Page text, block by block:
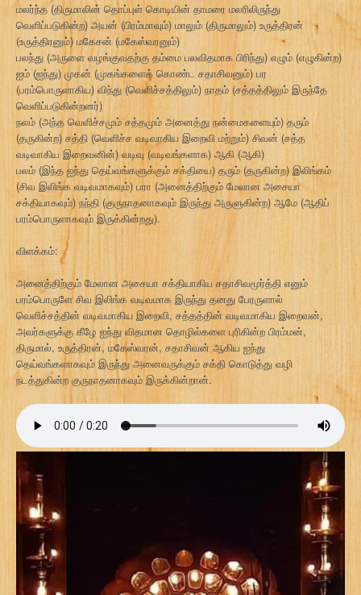
மலர்ந்த (திருமாலின் தொப்புள் கொடியின் தாமரை மலரிலிருந்து
வெளிப்படுகின்ற) அயன் (பிரம்மாவும்) மாலும் (திருமாலும்) உருத்திரன்
(உருத்திரனும்) மகேசன் (மகேஸ்வரனும்)
பலந்து (அருளை வழங்குவதற்கு தம்மை பலவிதமாக பிரிந்து) எழும் (எழுகின்ற)
ஐம் (ஐந்து) முகன் (முகங்களைக் கொண்ட சதாசிவனும்) பர
(பரம்பொருளாகிய) விந்து (வெளிச்சத்திலும்) நாதம் (சத்தத்திலும் இருந்தே
வெளிப்படுகின்றனர்)
நலம் (அந்த வெளிச்சமும் சத்தமும் அனைத்து நன்மைகளையும்) தரும்
(தருகின்ற) சத்தி (வெளிச்ச வடிவாகிய இறைவி மற்றும்) சிவன் (சத்த
வடிவாகிய இறைவனின்) வடிவு (வடிவங்களாக) ஆகி (ஆகி)
பலம் (இந்த ஐந்து தெய்வங்களுக்கும் சக்தியை) தரும் (தருகின்ற) இலிங்கம்
(சிவ இலிங்க வடிவமாகவும்) பரா (அனைத்திற்கும் மேலான அசையா
சக்தியாகவும்) நந்தி (குருநாதனாகவும் இருந்து அருளுகின்ற) ஆமே (ஆதிப்
பரம்பொருளாகவும் இருக்கின்றது).
விளக்கம்:
அனைத்திற்கும் மேலான அசையா சக்தியாகிய சதாசிவமூர்த்தி எனும்
பரம்பொருளே சிவ இலிங்க வடிவமாக இருந்து தனது பேரருளால்
வெளிச்சத்தின் வடிவமாகிய இறைவி, சத்தத்தின் வடிவமாகிய இறைவன்,
அவர்களுக்கு கீழே ஐந்து விதமான தொழில்களை புரிகின்ற பிரம்மன்,
திருமால், உருத்திரன், மகேஸ்வரன், சதாசிவன் ஆகிய ஐந்து
தெய்வங்களாகவும் இருந்து அனைவருக்கும் சக்தி கொடுத்து வழி
நடத்துகின்ற குருநாதனாகவும் இருக்கின்றான்.